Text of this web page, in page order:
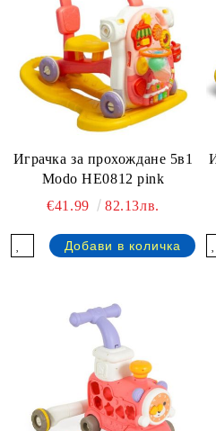
Играчка за прохождане 5в1
Modo HE0812 pink
€41.99
82.13лв.